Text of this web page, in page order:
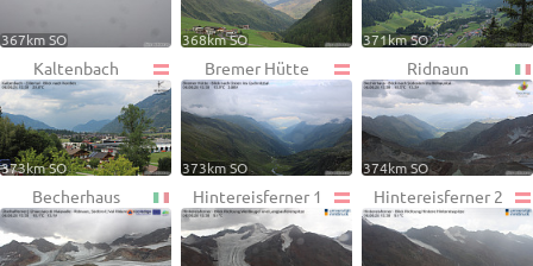
367km SO 368km SO 371km SO
Kaltenbach
373km SO
Bremer Hütte
373km SO
Ridnaun
374km SO
Becherhaus Hintereisferner 1 Hintereisferner 2